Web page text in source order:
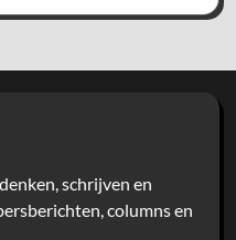
schrijven en
columns en